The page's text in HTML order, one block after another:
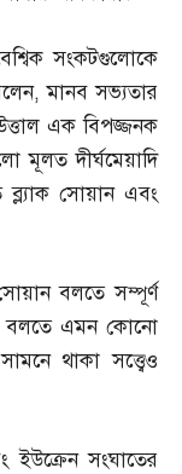
সংকটগুলোকে
,মানব সভ্যতার
এক বিপজ্জনক
মূলত দীর্ঘমেয়াদি
ব্ল্যাক সোয়ান এবং
বলতে সম্পূর্ণ
বলতে এমন কোনো
থাকা সত্ত্বেও
ইউক্রেন সংঘাতের